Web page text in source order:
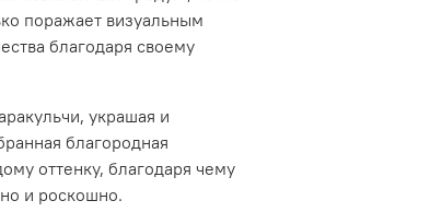
поражает визуальным
благодаря своему
украшая и
благородная
оттенку, благодаря чему
и роскошно.